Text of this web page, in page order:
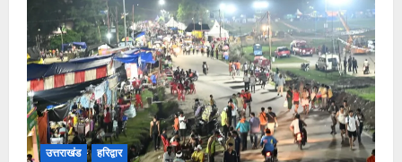
उत्तराखंड हरिद्वार